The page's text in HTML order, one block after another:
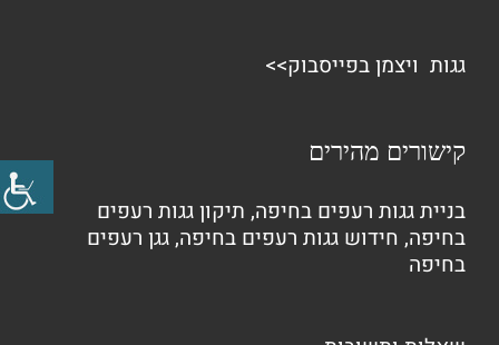
גגות ויצמן בפייסבוק>>
קישורים מהירים
בניית גגות רעפים בחיפה, תיקון גגות רעפים
בחיפה, חידוש גגות רעפים בחיפה,גגן רעפים
בחיפה